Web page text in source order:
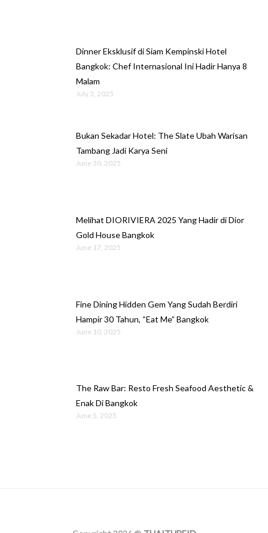
Dinner Eksklusif di Siam Kempinski Hotel
Bangkok: Chef Internasional Ini Hadir Hanya 8
Malam
July 3, 2025
Bukan Sekadar Hotel: The Slate Ubah Warisan
Tambang Jadi Karya Seni
June 30, 2025
Melihat DIORIVIERA 2025 Yang Hadir di Dior
Gold House Bangkok
June 17, 2025
Fine Dining Hidden Gem Yang Sudah Berdiri
Hampir 30 Tahun, “Eat Me” Bangkok
June 10, 2025
The Raw Bar: Resto Fresh Seafood Aesthetic &
Enak Di Bangkok
June 5, 2025